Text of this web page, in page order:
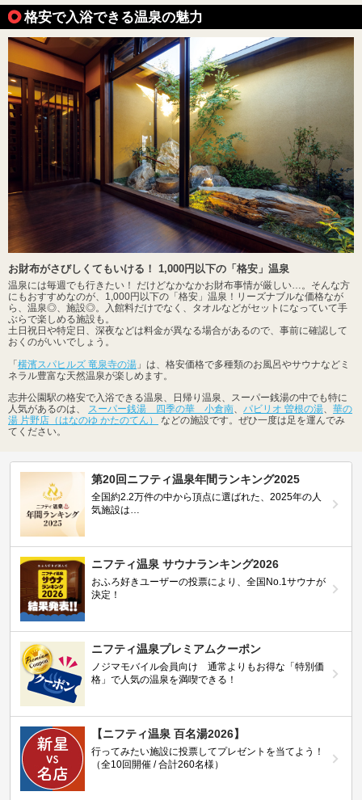
格安で入浴できる温泉の魅力
お財布がさびしくてもいける！ 1,000円以下の「格安」温泉
温泉には毎週でも行きたい！ だけどなかなかお財布事情が厳しい…。そんな方
にもおすすめなのが、1,000円以下の「格安」温泉！リーズナブルな価格なが
ら、温泉◎、施設◎。入館料だけでなく、タオルなどがセットになっていて手
ぶらで楽しめる施設も。
土日祝日や特定日、深夜などは料金が異なる場合があるので、事前に確認して
おくのがいいでしょう。
「 横濱スパヒルズ 竜泉寺の湯 」は、格安価格で多種類のお風呂やサウナなどミ
ネラル豊富な天然温泉が楽しめます。
志井公園駅の格安で入浴できる温泉、日帰り温泉、スーパー銭湯の中でも特に
人気があるのは、 スーパー銭湯 四季の華 小倉南、 パビリオ 曽根の湯、 華の
湯 片野店（はなのゆ かたのてん）
などの施設です。ぜひ一度は足を運んでみ
てください。
第20回ニフティ温泉年間ランキング2025
全国約2.2万件の中から頂点に選ばれた、2025年の人
気施設は…
ニフティ温泉 サウナランキング2026
おふろ好きユーザーの投票により、全国No.1サウナが
決定！
ニフティ温泉プレミアムクーポン
ノジマモバイル会員向け 通常よりもお得な「特別価
格」で人気の温泉を満喫できる！
【ニフティ温泉 百名湯2026】
行ってみたい施設に投票してプレゼントを当てよう！
（全10回開催 / 合計260名様）